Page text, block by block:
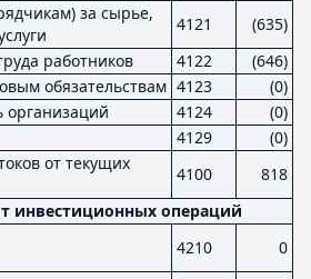
за сырье,
4121
(635)
работников
4122
(646)
обязательствам 4123
(0)
4124
(0)
4129
(0)
от текущих
4100
818
инвестиционных операций
4210
0